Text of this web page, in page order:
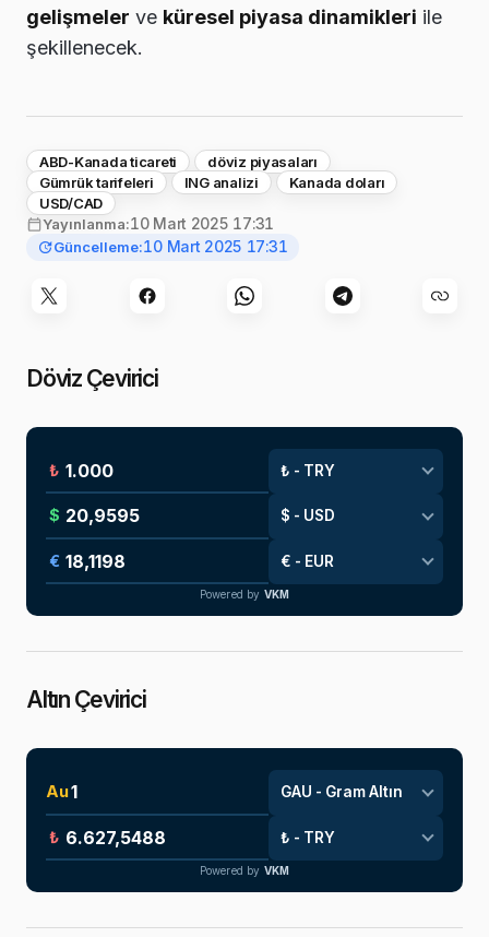
gelişmeler ve küresel piyasa dinamikleri ile
şekillenecek.
ABD-Kanada ticareti
döviz piyasaları
Gümrük tarifeleri
ING analizi
Kanada doları
USD/CAD
Yayınlanma:10 Mart 2025 17:31
Güncelleme:10 Mart 2025 17:31
Döviz Çevirici
₺
$
€
Powered by VKM
Altın Çevirici
Au
₺
Powered by VKM